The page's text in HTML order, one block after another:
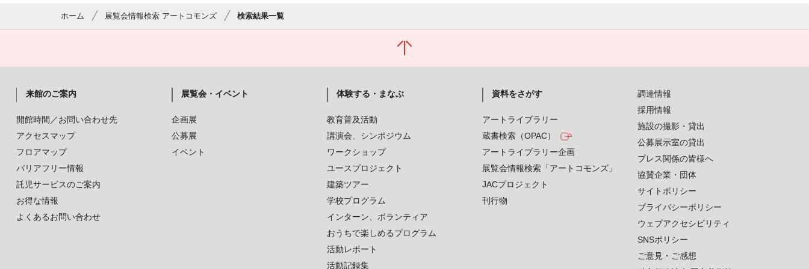
ホーム 展覧会情報検索 アートコモンズ 検索結果一覧
来館のご案内
開館時間／お問い合わせ先
アクセスマップ
フロアマップ
バリアフリー情報
託児サービスのご案内
お得な情報
よくあるお問い合わせ
展覧会・イベント
企画展
公募展
イベント
体験する・まなぶ
教育普及活動
講演会、シンポジウム
ワークショップ
ユースプロジェクト
建築ツアー
学校プログラム
インターン、ボランティア
おうちで楽しめるプログラム
活動レポート
活動記録集
資料をさがす
アートライブラリー
蔵書検索（OPAC）
アートライブラリー企画
展覧会情報検索「アートコモンズ」
JACプロジェクト
刊行物
調達情報
採用情報
施設の撮影・貸出
公募展示室の貸出
プレス関係の皆様へ
協賛企業・団体
サイトポリシー
プライバシーポリシー
ウェブアクセシビリティ
SNSポリシー
ご意見・ご感想